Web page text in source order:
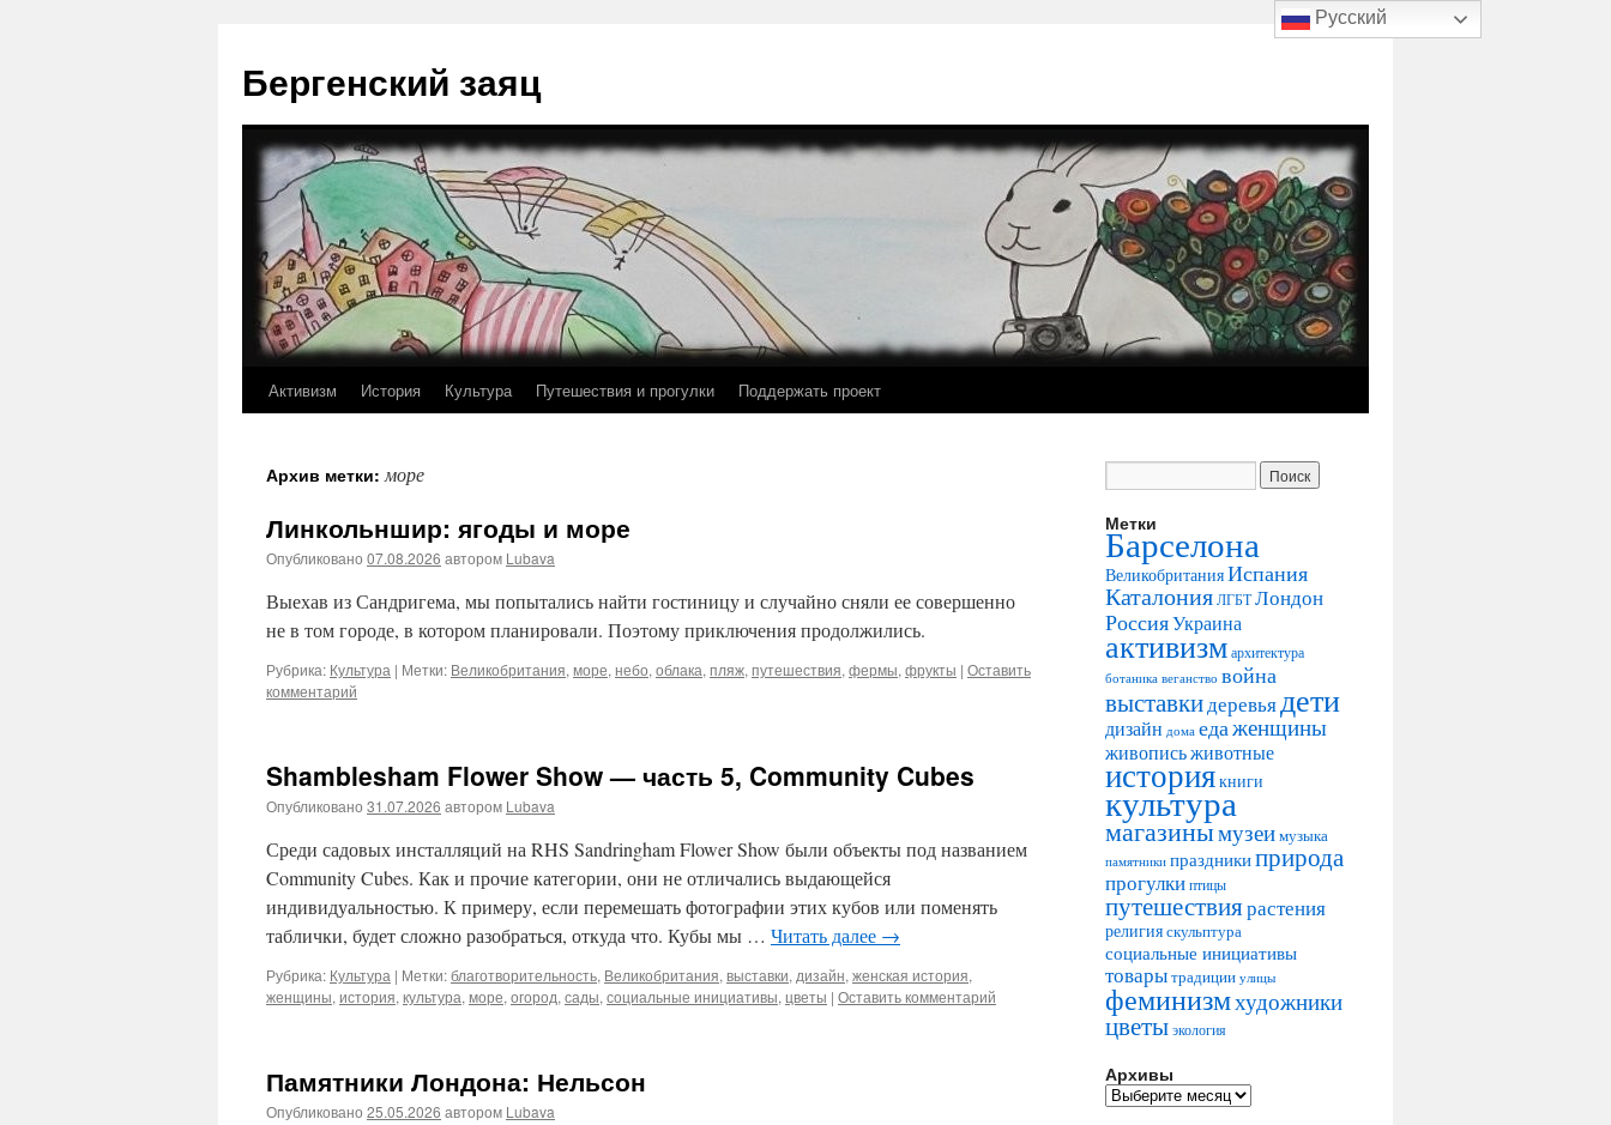
содержимому
Бергенский заяц
Активизм История Культура Путешествия и прогулки Поддержать проект
Архив метки:море
Линкольншир: ягоды и море
Опубликовано 07.08.2026 автором Lubava
Выехав из Сандригема, мы попытались найти гостиницу и случайно сняли ее совершенно
не в том городе, в котором планировали. Поэтому приключения продолжились.
Рубрика: Культура | Метки: Великобритания, море, небо, облака, пляж, путешествия, фермы, фрукты | Оставить
комментарий
Shamblesham Flower Show — часть 5, Community Cubes
Опубликовано 31.07.2026 автором Lubava
Среди садовых инсталляций на RHS Sandringham Flower Show были объекты под названием
Community Cubes. Как и прочие категории, они не отличались выдающейся
индивидуальностью. К примеру, если перемешать фотографии этих кубов или поменять
таблички, будет сложно разобраться, откуда что. Кубы мы … Читать далее →
Рубрика: Культура | Метки:благотворительность, Великобритания, выставки, дизайн, женская история,
женщины, история, культура, море, огород, сады, социальные инициативы, цветы | Оставить комментарий
Памятники Лондона: Нельсон
Опубликовано 25.05.2026 автором Lubava
Метки
Барселона
ВеликобританияИспания
Каталония ЛГБТ Лондон
РоссияУкраина
активизм архитектура
ботаника веганство война
выставкидеревьядети
дизайн дома едаженщины
живописьживотные
историякниги
культура
магазинымузеимузыка
памятники праздникиприрода
прогулкиптицы
путешествиярастения
религияскульптура
социальные инициативы
товарытрадиции улицы
феминизмхудожники
цветы экология
Архивы
Архивы
Русский